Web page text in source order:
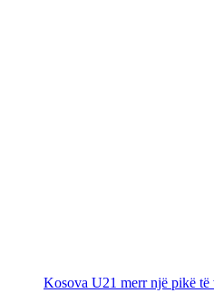
Kosova U21 merr një pikë të